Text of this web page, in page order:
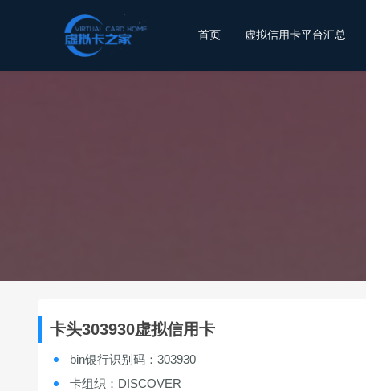
首页 虚拟信用卡平台汇总
卡头303930虚拟信用卡
bin银行识别码：303930
卡组织：DISCOVER